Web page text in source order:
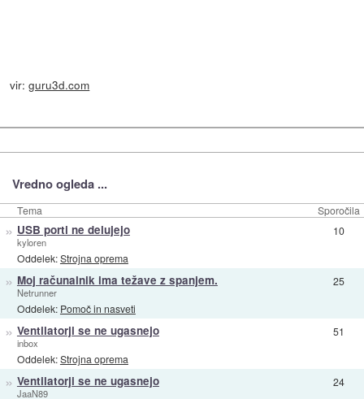
vir:guru3d.com
Vredno ogleda ...
Tema Sporočila
» USB porti ne delujejo
kyloren
Oddelek:Strojna oprema
10
» Moj računalnik ima težave z spanjem.
Netrunner
Oddelek: Pomoč in nasveti
25
» Ventilatorji se ne ugasnejo
inbox
Oddelek:Strojna oprema
51
» Ventilatorji se ne ugasnejo
JaaN89
24